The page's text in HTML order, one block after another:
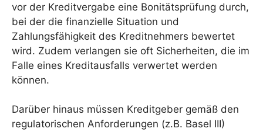
vor der Kreditvergabe eine Bonitätsprüfung durch,
bei der die finanzielle Situation und
Zahlungsfähigkeit des Kreditnehmers bewertet
wird. Zudem verlangen sie oft Sicherheiten, die im
Falle eines Kreditausfalls verwertet werden
können.
Darüber hinaus müssen Kreditgeber gemäß den
regulatorischen Anforderungen (z.B. Basel III)